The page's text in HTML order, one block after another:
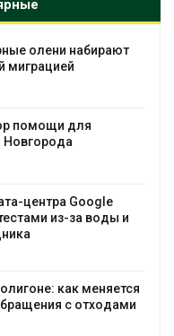
олени набирают
миграцией
помощи для
Новгорода
центра Google
из-за воды и
как меняется
с отходами